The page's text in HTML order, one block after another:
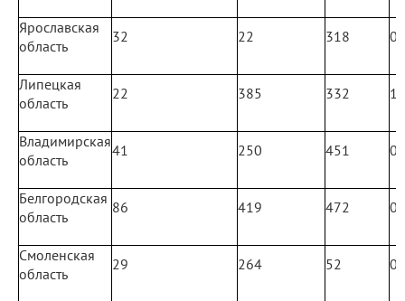
Ярославская
область
32 22 318 0
Липецкая
область
22 385 332 1
Владимирская
область
41 250 451 0
Белгородская
область
86 419 472 0
Смоленская
область
29 264 52 0